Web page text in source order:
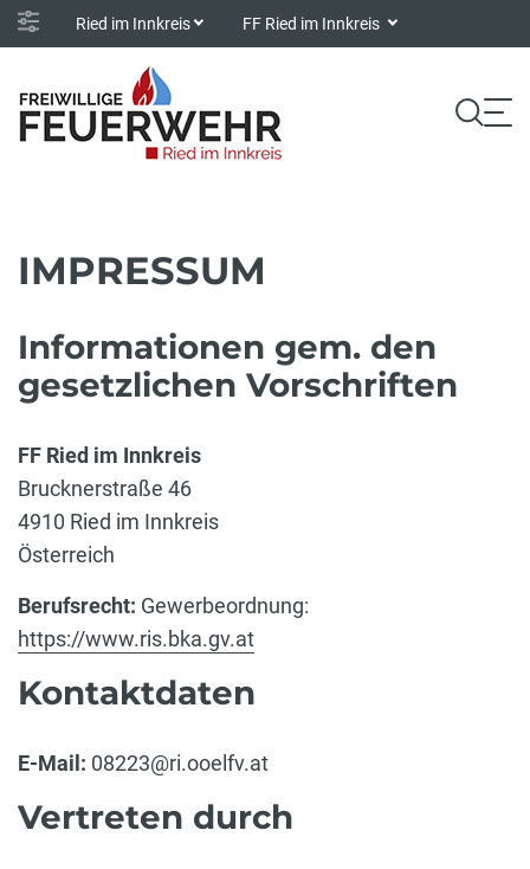
Ried im Innkreis FF Ried im Innkreis
IMPRESSUM
Informationen gem. den
gesetzlichen Vorschriften
FF Ried im Innkreis
Brucknerstraße 46
4910 Ried im Innkreis
Österreich
Berufsrecht: Gewerbeordnung:
https://www.ris.bka.gv.at
Kontaktdaten
E-Mail: 08223@ri.ooelfv.at
Vertreten durch